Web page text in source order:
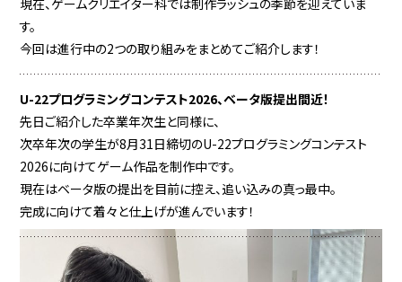
現在、ゲームクリエイター科では制作ラッシュの季節を迎えていま
す。
今回は進行中の2つの取り組みをまとめてご紹介します！
U-22プログラミングコンテスト2026、ベータ版提出間近！
先日ご紹介した卒業年次生と同様に、
次卒年次の学生が8月31日締切のU-22プログラミングコンテスト
2026に向けてゲーム作品を制作中です。
現在はベータ版の提出を目前に控え、追い込みの真っ最中。
完成に向けて着々と仕上げが進んでいます！